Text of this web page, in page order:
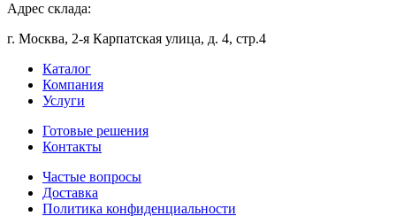
Адрес склада:
г. Москва, 2-я Карпатская улица, д. 4, стр.4
Каталог
Компания
Услуги
Готовые решения
Контакты
Частые вопросы
Доставка
Политика конфиденциальности